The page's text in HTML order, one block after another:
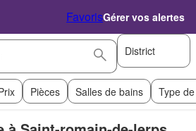
FavorisGérer vos alertes
District
Pièces Salles de bains Type